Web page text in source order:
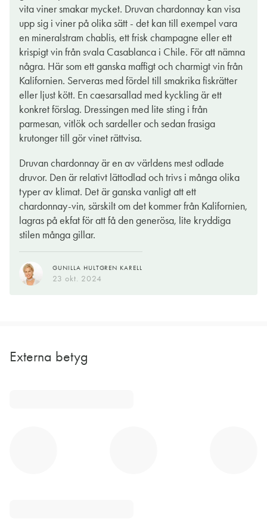
vita viner smakar mycket. Druvan chardonnay kan visa
upp sig i viner på olika sätt - det kan till exempel vara
en mineralstram chablis, ett frisk champagne eller ett
krispigt vin från svala Casablanca i Chile. För att nämna
några. Här som ett ganska maffigt och charmigt vin från
Kalifornien. Serveras med fördel till smakrika fiskrätter
eller ljust kött. En caesarsallad med kyckling är ett
konkret förslag. Dressingen med lite sting i från
parmesan, vitlök och sardeller och sedan frasiga
krutonger till gör vinet rättvisa.
Druvan chardonnay är en av världens mest odlade
druvor. Den är relativt lättodlad och trivs i många olika
typer av klimat. Det är ganska vanligt att ett
chardonnay-vin, särskilt om det kommer från Kalifornien,
lagras på ekfat för att få den generösa, lite kryddiga
stilen många gillar.
GUNILLA HULTGREN KARELL
23 okt. 2024
Externa betyg